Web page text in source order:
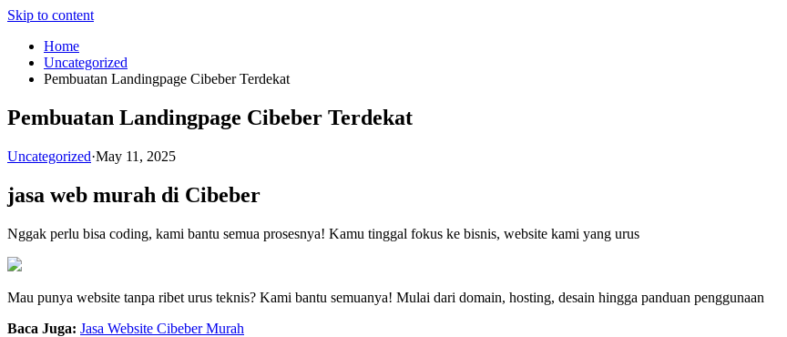
Skip to content
Home
Uncategorized
Pembuatan Landingpage Cibeber Terdekat
Pembuatan Landingpage Cibeber Terdekat
Uncategorized·May 11, 2025
jasa web murah di Cibeber
Nggak perlu bisa coding, kami bantu semua prosesnya! Kamu tinggal fokus ke bisnis, website kami yang urus
Mau punya website tanpa ribet urus teknis? Kami bantu semuanya! Mulai dari domain, hosting, desain hingga panduan penggunaan
Baca Juga: Jasa Website Cibeber Murah